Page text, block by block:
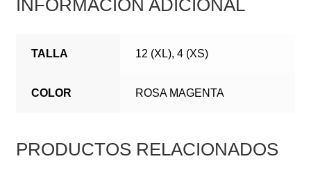
INFORMACIÓN ADICIONAL
TALLA 12 (XL), 4 (XS)
COLOR ROSA MAGENTA
PRODUCTOS RELACIONADOS